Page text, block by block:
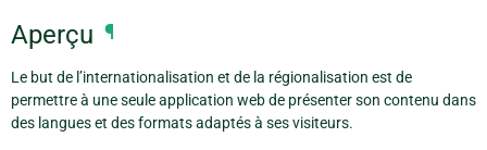
Aperçu ¶
Le but de l’internationalisation et de la régionalisation est de
permettre à une seule application web de présenter son contenu dans
des langues et des formats adaptés à ses visiteurs.